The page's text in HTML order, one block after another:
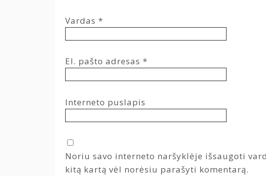
Vardas *
El. pašto adresas *
Interneto puslapis
Noriu savo interneto naršyklėje išsaugoti
kitą kartą vėl norėsiu parašyti komentarą.